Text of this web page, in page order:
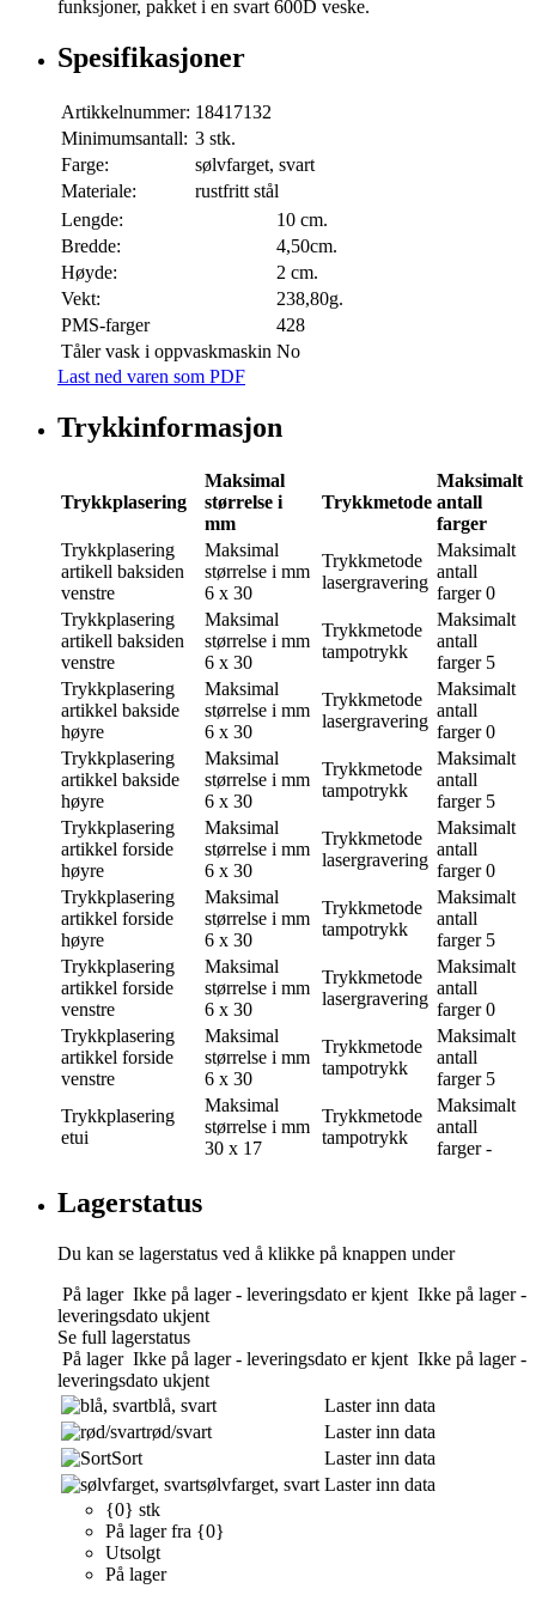
funksjoner, pakket i en svart 600D veske.
Spesifikasjoner
Artikkelnummer: 18417132
Minimumsantall: 3 stk.
Farge:
sølvfarget, svart
Materiale:
rustfritt stål
Lengde:
10 cm.
Bredde:
4,50cm.
Høyde:
2 cm.
Vekt:
238,80g.
PMS-farger
428
Tåler vask i oppvaskmaskin No
Last ned varen som PDF
Trykkinformasjon
Trykkplasering
Maksimal
størrelse i
mm
Trykkmetode
Maksimalt
antall
farger
Trykkplasering
artikell baksiden
venstre
Maksimal
størrelse i mm
6 x 30
Trykkmetode
lasergravering
Maksimalt
antall
farger 0
Trykkplasering
artikell baksiden
venstre
Maksimal
størrelse i mm
6 x 30
Trykkmetode
tampotrykk
Maksimalt
antall
farger 5
Trykkplasering
artikkel bakside
høyre
Maksimal
størrelse i mm
6 x 30
Trykkmetode
lasergravering
Maksimalt
antall
farger 0
Trykkplasering
artikkel bakside
høyre
Maksimal
størrelse i mm
6 x 30
Trykkmetode
tampotrykk
Maksimalt
antall
farger 5
Trykkplasering
artikkel forside
høyre
Maksimal
størrelse i mm
6 x 30
Trykkmetode
lasergravering
Maksimalt
antall
farger 0
Trykkplasering
artikkel forside
høyre
Maksimal
størrelse i mm
6 x 30
Trykkmetode
tampotrykk
Maksimalt
antall
farger 5
Trykkplasering
artikkel forside
venstre
Maksimal
størrelse i mm
6 x 30
Trykkmetode
lasergravering
Maksimalt
antall
farger 0
Trykkplasering
artikkel forside
venstre
Maksimal
størrelse i mm
6 x 30
Trykkmetode
tampotrykk
Maksimalt
antall
farger 5
Trykkplasering
etui
Maksimal
størrelse i mm
30 x 17
Trykkmetode
tampotrykk
Maksimalt
antall
farger -
Lagerstatus
Du kan se lagerstatus ved å klikke på knappen under
På lager Ikke på lager - leveringsdato er kjent Ikke på lager -
leveringsdato ukjent
Se full lagerstatus
På lager Ikke på lager - leveringsdato er kjent Ikke på lager -
leveringsdato ukjent
blå, svart
Laster inn data
rød/svart
Laster inn data
Sort
Laster inn data
sølvfarget, svart Laster inn data
{0} stk
På lager fra {0}
Utsolgt
På lager